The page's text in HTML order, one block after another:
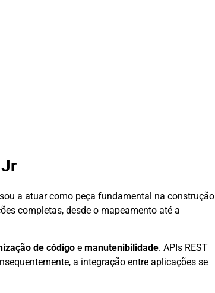
a atuar como peça fundamental na construção
completas, desde o mapeamento até a
de código e manutenibilidade. APIs REST
a integração entre aplicações se